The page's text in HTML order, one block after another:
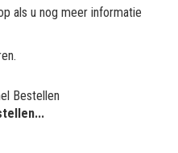
als u nog meer informatie
Bestellen